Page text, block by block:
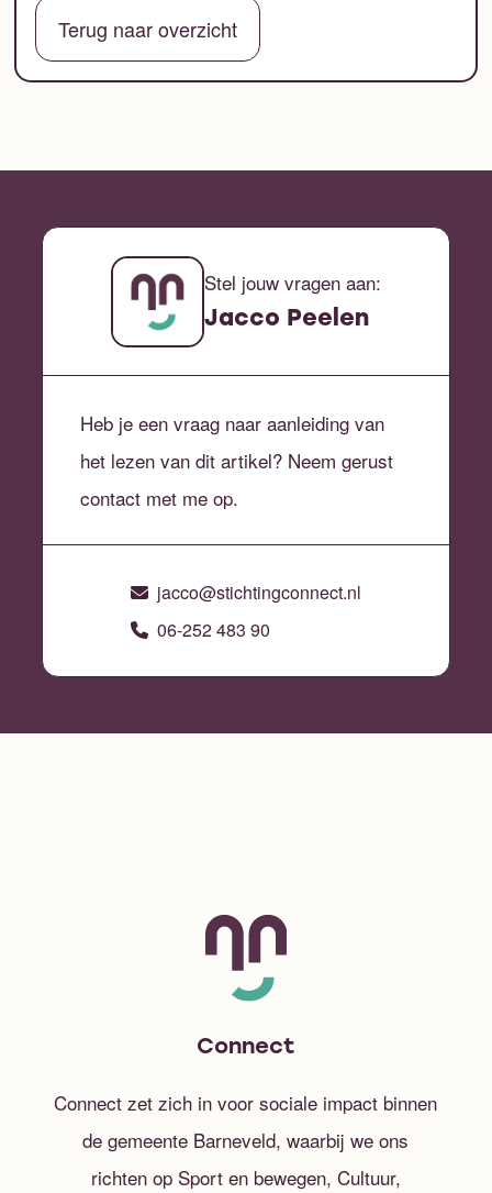
Terug naar overzicht
Stel jouw vragen aan:
Jacco Peelen
Heb je een vraag naar aanleiding van
het lezen van dit artikel? Neem gerust
contact met me op.
jacco@stichtingconnect.nl
06-252 483 90
Connect
Connect zet zich in voor sociale impact binnen
de gemeente Barneveld, waarbij we ons
richten op Sport en bewegen, Cultuur,